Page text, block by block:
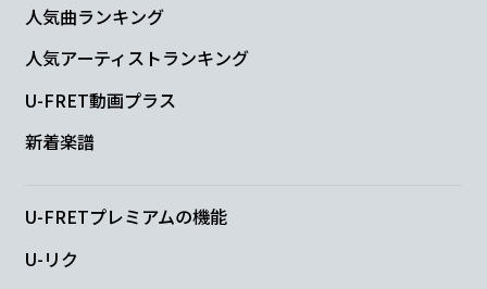
人気曲ランキング
人気アーティストランキング
U-FRET動画プラス
新着楽譜
U-FRETプレミアムの機能
U-リク